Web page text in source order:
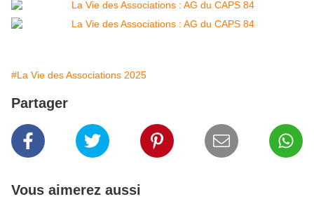
#La Vie des Associations 2025
Partager
Vous aimerez aussi